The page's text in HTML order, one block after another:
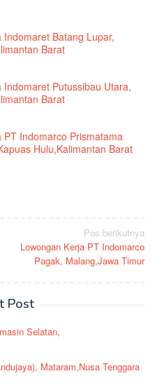
Indomaret Batang Lupar,
Barat
Indomaret Putussibau Utara,
Barat
PT Indomarco Prismatama
Hulu,Kalimantan Barat
Pos berikutnya
Lowongan Kerja PT Indomarco
Pagak, Malang,Jawa Timur
Post
Selatan,
Mataram,Nusa Tenggara